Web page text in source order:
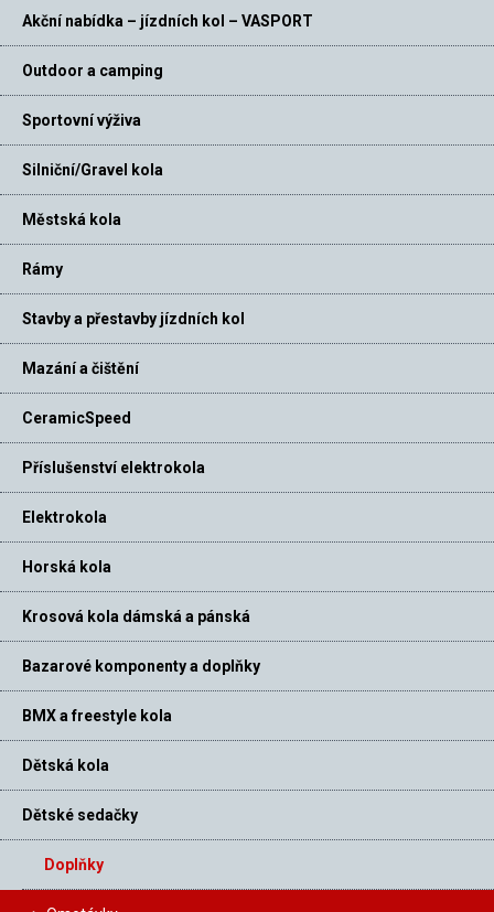
Akční nabídka – jízdních kol – VASPORT
Outdoor a camping
Sportovní výživa
Silniční/Gravel kola
Městská kola
Rámy
Stavby a přestavby jízdních kol
Mazání a čištění
CeramicSpeed
Příslušenství elektrokola
Elektrokola
Horská kola
Krosová kola dámská a pánská
Bazarové komponenty a doplňky
BMX a freestyle kola
Dětská kola
Dětské sedačky
Doplňky